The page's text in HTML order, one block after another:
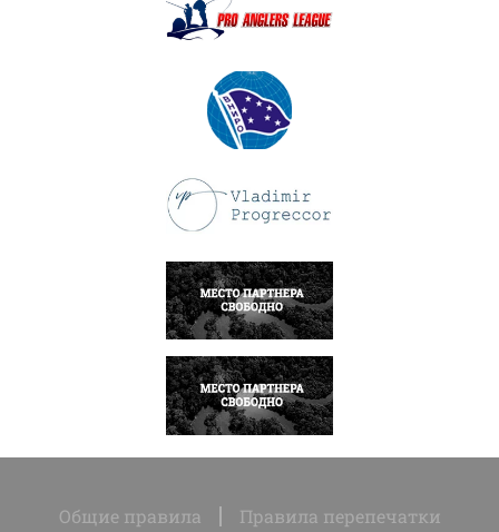
ПОДРОБНЕЕ
ПОДРОБНЕЕ
ПОДРОБНЕЕ
НАПИСАТЬ
НАПИСАТЬ
Общие правила Правила перепечатки